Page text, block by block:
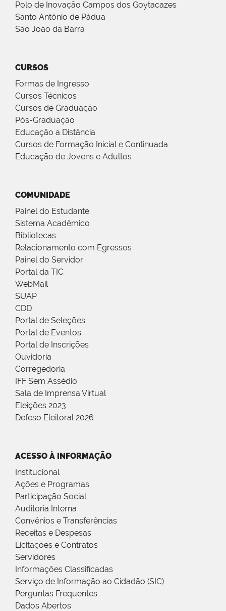
Polo de Inovação Campos dos Goytacazes
Santo Antônio de Pádua
São João da Barra
CURSOS
Formas de Ingresso
Cursos Técnicos
Cursos de Graduação
Pós-Graduação
Educação a Distância
Cursos de Formação Inicial e Continuada
Educação de Jovens e Adultos
COMUNIDADE
Painel do Estudante
Sistema Acadêmico
Bibliotecas
Relacionamento com Egressos
Painel do Servidor
Portal da TIC
WebMail
SUAP
CDD
Portal de Seleções
Portal de Eventos
Portal de Inscrições
Ouvidoria
Corregedoria
IFF Sem Assédio
Sala de Imprensa Virtual
Eleições 2023
Defeso Eleitoral 2026
ACESSO À INFORMAÇÃO
Institucional
Ações e Programas
Participação Social
Auditoria Interna
Convênios e Transferências
Receitas e Despesas
Licitações e Contratos
Servidores
Informações Classificadas
Serviço de Informação ao Cidadão (SIC)
Perguntas Frequentes
Dados Abertos